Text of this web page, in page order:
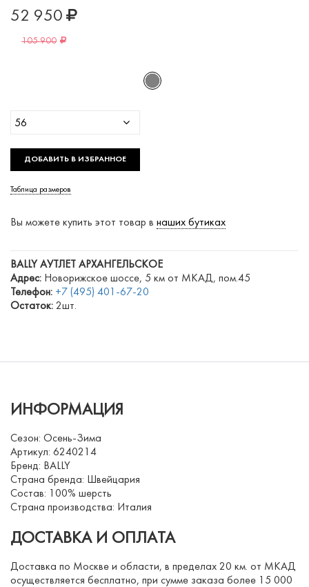
52 950
105 900
56
ДОБАВИТЬ В ИЗБРАННОЕ
Таблица размеров
Вы можете купить этот товар в наших бутиках
BALLY АУТЛЕТ АРХАНГЕЛЬСКОЕ
Адрес: Новорижское шоссе, 5 км от МКАД, пом.45
Телефон: +7 (495) 401-67-20
Остаток: 2шт.
ИНФОРМАЦИЯ
Сезон: Осень-Зима
Артикул: 6240214
Бренд: BALLY
Страна бренда: Швейцария
Состав: 100% шерсть
Страна производства: Италия
ДОСТАВКА И ОПЛАТА
Доставка по Москве и области, в пределах 20 км. от МКАД
осуществляется бесплатно, при сумме заказа более 15 000